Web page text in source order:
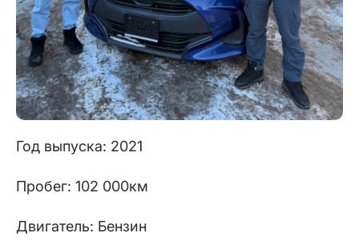
Год выпуска: 2021
Пробег: 102 000км
Двигатель: Бензин